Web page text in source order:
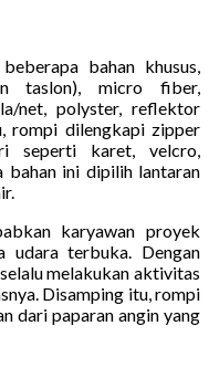
bahan khusus,
taslon), micro fiber,
net, polyster, reflektor
rompi dilengkapi zipper
seperti karet, velcro,
bahan ini dipilih lantaran
karyawan proyek
udara terbuka. Dengan
melakukan aktivitas
Disamping itu, rompi
dari paparan angin yang